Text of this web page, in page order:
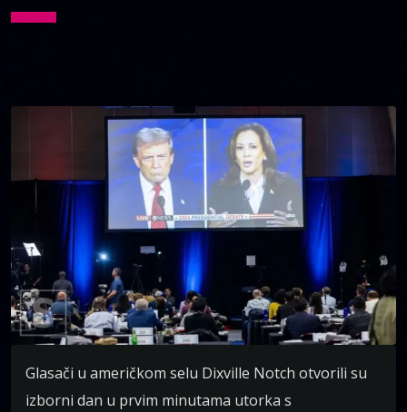
Glasači u američkom selu Dixville Notch otvorili su
izborni dan u prvim minutama utorka s